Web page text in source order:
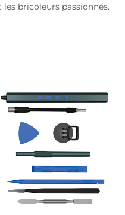
bricoleurs passionnés.